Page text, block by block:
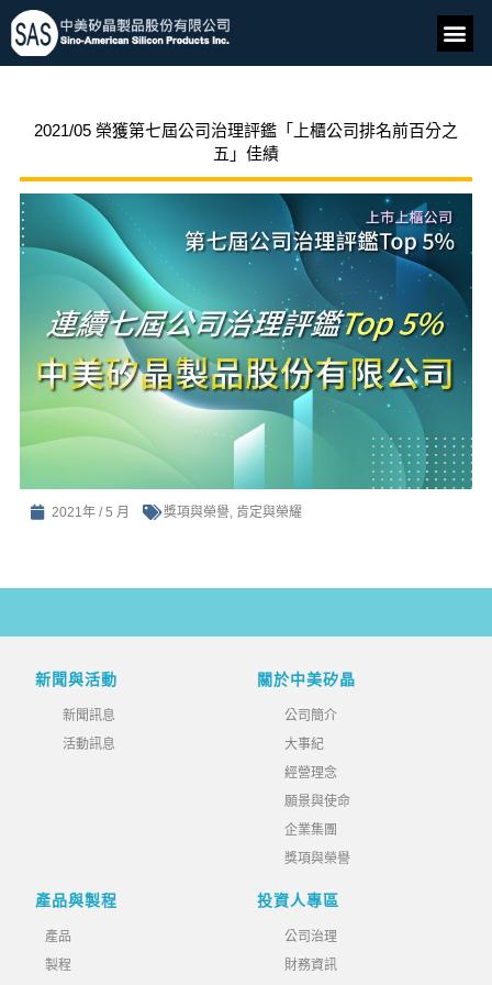
2021/05 榮獲第七屆公司治理評鑑「上櫃公司排名前百分之
五」佳績
2021年 / 5 月 獎項與榮譽 肯定與榮耀
新聞與活動
新聞訊息
活動訊息
關於中美矽晶
公司簡介
大事紀
經營理念
願景與使命
企業集團
獎項與榮譽
產品與製程
產品
製程
投資人專區
公司治理
財務資訊